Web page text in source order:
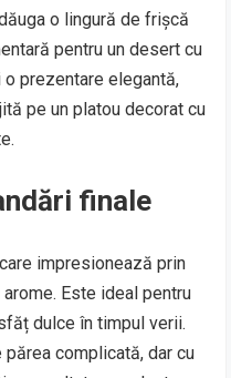
o lingură de frișcă
pentru un desert cu
prezentare elegantă,
pe un platou decorat cu
finale
impresionează prin
Este ideal pentru
dulce în timpul verii.
complicată, dar cu